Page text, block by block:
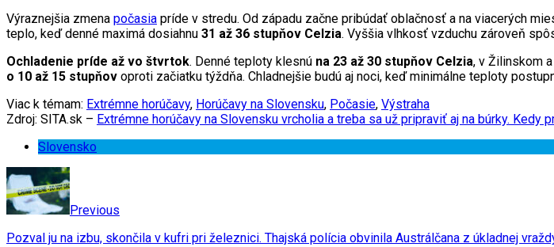
Výraznejšia zmena počasia príde v stredu. Od západu začne pribúdať oblačnosť a na viacerých
teplo, keď denné maximá dosiahnu 31 až 36 stupňov Celzia. Vyššia vlhkosť vzduchu zároveň
Ochladenie príde až vo štvrtok. Denné teploty klesnú na 23 až 30 stupňov Celzia, v Žilinskom
o 10 až 15 stupňov oproti začiatku týždňa. Chladnejšie budú aj noci, keď minimálne teploty
Viac k témam: Extrémne horúčavy, Horúčavy na Slovensku, Počasie, Výstraha
Zdroj: SITA.sk – Extrémne horúčavy na Slovensku vrcholia a treba sa už pripraviť aj na búrky. Kedy
Slovensko
Previous
Pozval ju na izbu, skončila v kufri pri železnici. Thajská polícia obvinila Austrálčana z úkladnej